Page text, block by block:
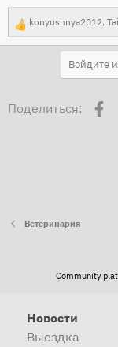
Р
е
ц
konyushnya2012,
Войдите
Поделиться:
Ветеринария
Community
Новости
Выездка